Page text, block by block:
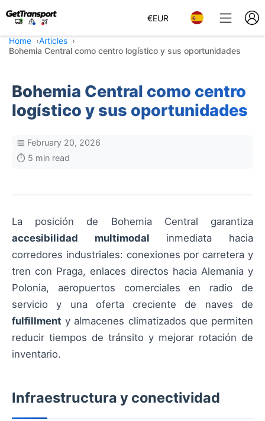
€EUR
Home
Articles
Bohemia Central como centro logístico y sus oportunidades
Bohemia Central como centro
logístico y sus oportunidades
📅 February 20, 2026
⏱️ 5 min read
La posición de Bohemia Central garantiza
accesibilidad multimodal inmediata hacia
corredores industriales: conexiones por carretera y
tren con Praga, enlaces directos hacia Alemania y
Polonia, aeropuertos comerciales en radio de
servicio y una oferta creciente de naves de
fulfillment y almacenes climatizados que permiten
reducir tiempos de tránsito y mejorar rotación de
inventario.
Infraestructura y conectividad